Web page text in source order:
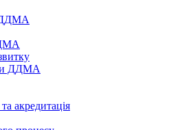
ДДМА
ДДМА
акредитація